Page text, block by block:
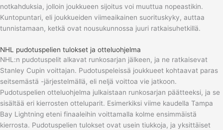
notkahduksia, jolloin joukkueen sijoitus voi muuttua nopeastikin.
Kuntopuntari, eli joukkueiden viimeaikainen suorituskyky, auttaa
tunnistamaan, ketkä ovat nousukunnossa juuri ratkaisuhetkillä.
NHL pudotuspelien tulokset ja otteluohjelma
NHL:n pudotuspelit alkavat runkosarjan jälkeen, ja ne ratkaisevat
Stanley Cupin voittajan. Pudotuspeleissä joukkueet kohtaavat paras
seitsemästä -järjestelmällä, eli neljä voittoa vie jatkoon.
Pudotuspelien otteluohjelma julkaistaan runkosarjan päätteeksi, ja se
sisältää eri kierrosten otteluparit. Esimerkiksi viime kaudella Tampa
Bay Lightning eteni finaaleihin voittamalla kolme ensimmäistä
kierrosta. Pudotuspelien tulokset ovat usein tiukkoja, ja yksittäiset